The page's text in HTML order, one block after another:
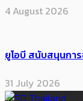
4 August 2026
ยูโอบี สนับสนุนกา
31 July 2026